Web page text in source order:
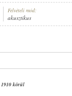
Felvételi mód:
akusztikus
1910 körül